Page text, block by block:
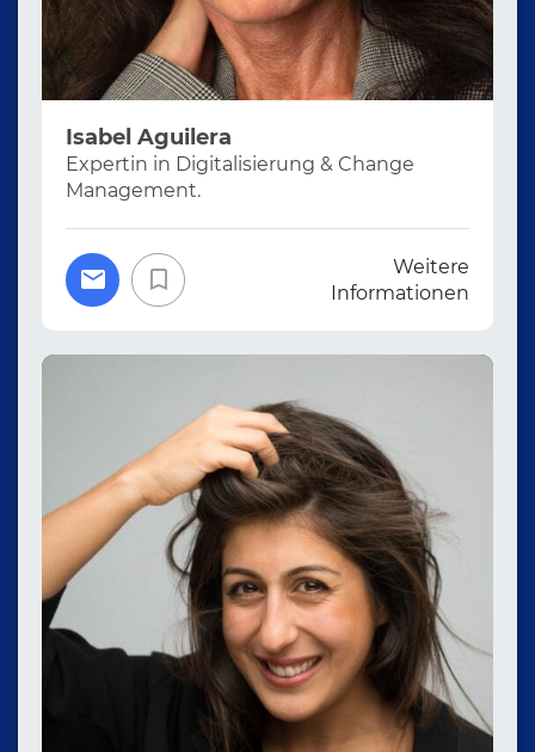
Isabel Aguilera
Expertin in Digitalisierung & Change
Management.
Weitere
Informationen